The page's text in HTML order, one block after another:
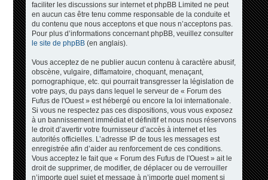
faciliter les discussions sur internet et phpBB Limited ne peut
en aucun cas être tenu comme responsable de la conduite et
du contenu que nous acceptons et que nous n’acceptons pas.
Pour plus d’informations concernant phpBB, veuillez consulter
le site de phpBB(en anglais).
Vous acceptez de ne publier aucun contenu à caractère abusif,
obscène, vulgaire, diffamatoire, choquant, menaçant,
pornographique, etc. qui pourrait transgresser la législation de
votre pays, du pays dans lequel le serveur de « Forum des
Fufus de l'Ouest » est hébergé ou encore la loi internationale.
Si vous ne respectez pas ces dispositions, vous vous exposez
à un bannissement immédiat et définitif et nous nous réservons
le droit d’avertir votre fournisseur d’accès à internet et les
autorités officielles. L’adresse IP de tous les messages est
enregistrée afin d’aider au renforcement de ces conditions.
Vous acceptez le fait que « Forum des Fufus de l'Ouest » ait le
droit de supprimer, de modifier, de déplacer ou de verrouiller
n’importe quel sujet et message à n’importe quel moment si